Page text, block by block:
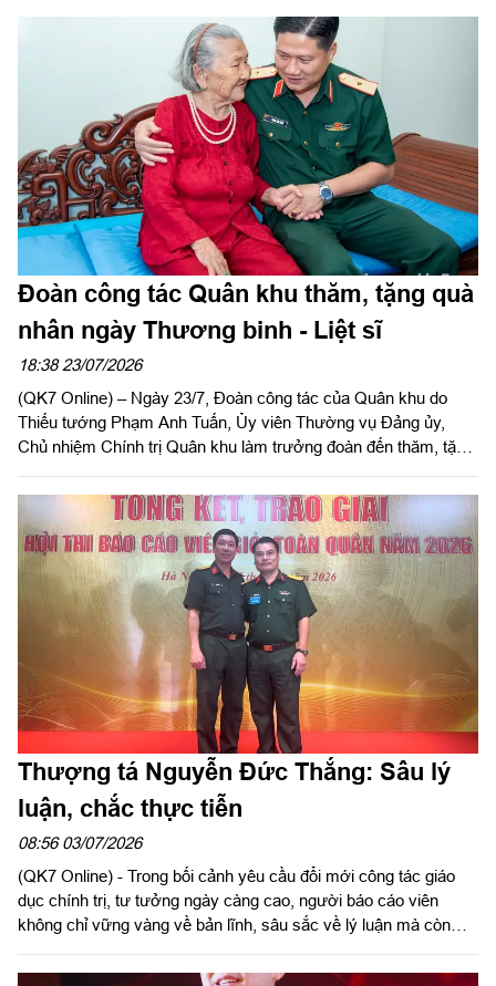
là dấu mốc trên hành trình rèn luyện của người cán bộ Đoàn.
Với anh, Hội thi là cơ hội lan tỏa những giá trị tốt đẹp, khơi dậy
trách nhiệm và khát vọng cống hiến trong tuổi trẻ LLVT.
Đoàn công tác Quân khu thăm, tặng quà
nhân ngày Thương binh - Liệt sĩ
18:38 23/07/2026
(QK7 Online) – Ngày 23/7, Đoàn công tác của Quân khu do
Thiếu tướng Phạm Anh Tuấn, Ủy viên Thường vụ Đảng ủy,
Chủ nhiệm Chính trị Quân khu làm trưởng đoàn đến thăm, tặng
Mẹ Việt Nam Anh hùng trên địa bàn Thành phố Hồ Chí Minh,
nhân kỷ niệm 79 năm ngày Thương binh - Liệt sĩ (27/7/1947 -
27/7/2026).
Thượng tá Nguyễn Đức Thắng: Sâu lý
luận, chắc thực tiễn
08:56 03/07/2026
(QK7 Online) - Trong bối cảnh yêu cầu đổi mới công tác giáo
dục chính trị, tư tưởng ngày càng cao, người báo cáo viên
không chỉ vững vàng về bản lĩnh, sâu sắc về lý luận mà còn
thành nhận thức và hành động của cán bộ, chiến sĩ. Giải Nhì